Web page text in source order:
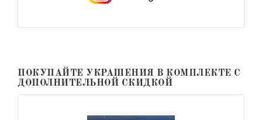
ПОКУПАЙТЕ УКРАШЕНИЯ В КОМПЛЕКТЕ С
ДОПОЛНИТЕЛЬНОЙ СКИДКОЙ